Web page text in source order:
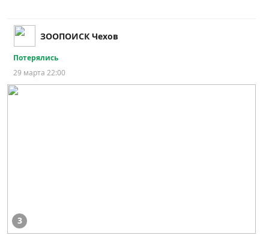
ЗООПОИСК Чехов
Потерялись
29 марта 22:00
3